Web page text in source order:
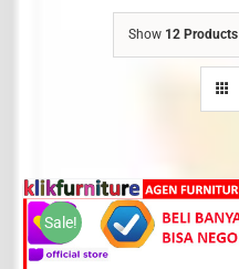
Show 12 Products
Sale!